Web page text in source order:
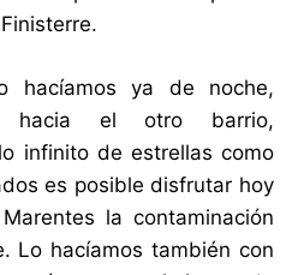
hacíamos ya de noche,
hacia el otro barrio,
infinito de estrellas como
es posible disfrutar hoy
la contaminación
Lo hacíamos también con